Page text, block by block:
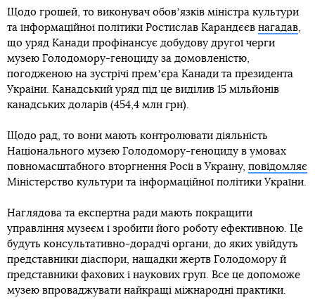
Щодо грошей, то виконувач обовʼязків міністра культури
та інформаційної політики Ростислав Карандєєв нагадав
що уряд Канади профінансує добудову другої черги
музею Голодомору-геноциду за домовленістю,
погодженою на зустрічі премʼєра Канади та президента
України. Канадський уряд під це виділив 15 мільйонів
канадських доларів (454,4 млн грн).
Щодо рад, то вони мають контролювати діяльність
Національного музею Голодомору-геноциду в умовах
повномасштабного вторгнення Росії в Україну, повідомляє
Міністерство культури та інформаційної політики України.
Наглядова та експертна ради мають покращити
управління музеєм і зробити його роботу ефективною. Це
будуть консультативно-дорадчі органи, до яких увійдуть
представники діаспори, нащадки жертв Голодомору й
представники фахових і наукових груп. Все це допоможе
музею впроваджувати найкращі міжнародні практики.